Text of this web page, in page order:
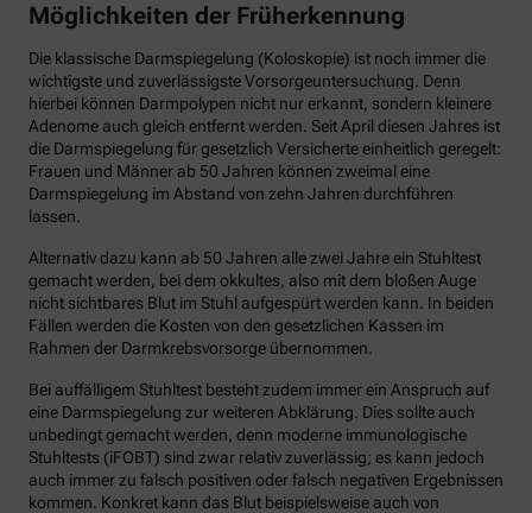
Möglichkeiten der Früherkennung
Die klassische Darmspiegelung (Koloskopie) ist noch immer die
wichtigste und zuverlässigste Vorsorgeuntersuchung. Denn
hierbei können Darmpolypen nicht nur erkannt, sondern kleinere
Adenome auch gleich entfernt werden. Seit April diesen Jahres ist
die Darmspiegelung für gesetzlich Versicherte einheitlich geregelt:
Frauen und Männer ab 50 Jahren können zweimal eine
Darmspiegelung im Abstand von zehn Jahren durchführen
lassen.
Alternativ dazu kann ab 50 Jahren alle zwei Jahre ein Stuhltest
gemacht werden, bei dem okkultes, also mit dem bloßen Auge
nicht sichtbares Blut im Stuhl aufgespürt werden kann. In beiden
Fällen werden die Kosten von den gesetzlichen Kassen im
Rahmen der Darmkrebsvorsorge übernommen.
Bei auffälligem Stuhltest besteht zudem immer ein Anspruch auf
eine Darmspiegelung zur weiteren Abklärung. Dies sollte auch
unbedingt gemacht werden, denn moderne immunologische
Stuhltests (iFOBT) sind zwar relativ zuverlässig; es kann jedoch
auch immer zu falsch positiven oder falsch negativen Ergebnissen
kommen. Konkret kann das Blut beispielsweise auch von